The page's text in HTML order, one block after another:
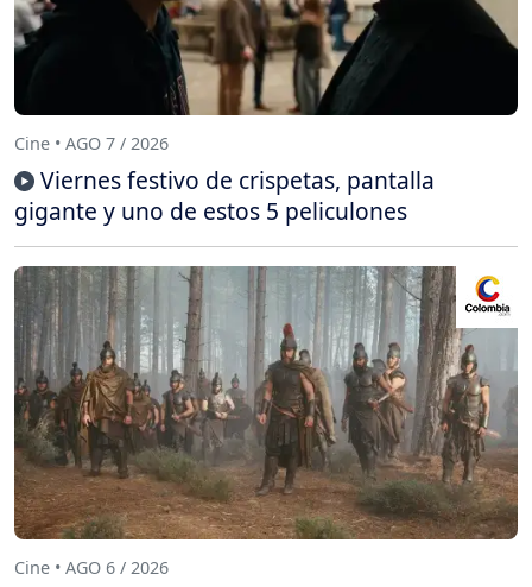
Cine • AGO 7 / 2026
Viernes festivo de crispetas, pantalla
gigante y uno de estos 5 peliculones
Cine • AGO 6 / 2026